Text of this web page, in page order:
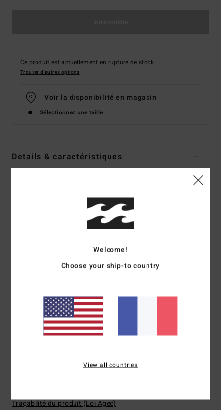
Ce produit est actuellement en rupture de stock.
Trouver d'autres options
Voir la disponibilité en magasin
Sélectionnez une taille
Details & caractéristiques
Code couleur
coupe Relaxed fit décontractée
taille fixe
pièces de monnaie sur la poche avant droite
Fermeture :fermeture boutonnée
Braguette :braguette zippée
Autres caractéristiques :
Logotage Billabong Heritage
Traçabilité du produit (Loi Agec)
Welcome!
Choose your ship-to country
View all countries